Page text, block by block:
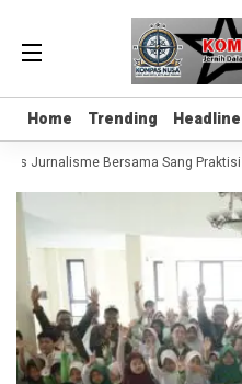
Home Trending Headline
Home Trending Headline
Jurnalisme Bersama Sang Praktisi